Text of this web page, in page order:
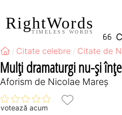
RightWords
TIMELESS WORDS
Citate celebre Citate de
Mulţi dramaturgi nu-şi
Aforism de Nicolae Mareș
votează acum